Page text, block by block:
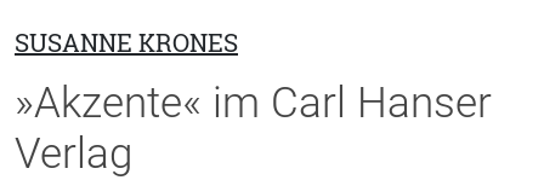
SUSANNE KRONES
»Akzente« im Carl Hanser
Verlag